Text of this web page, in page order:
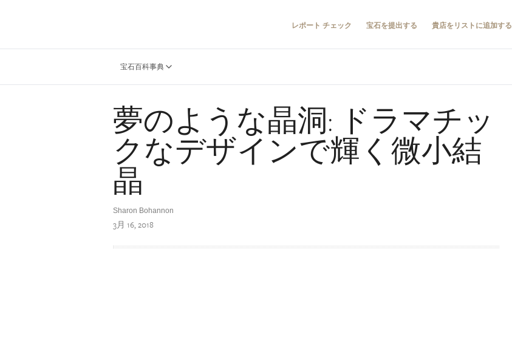
レポート チェック 宝石を提出する 貴店をリストに追加する
宝石百科事典
夢のような晶洞: ドラマチッ
クなデザインで輝く微小結
晶
Sharon Bohannon
3月 16, 2018